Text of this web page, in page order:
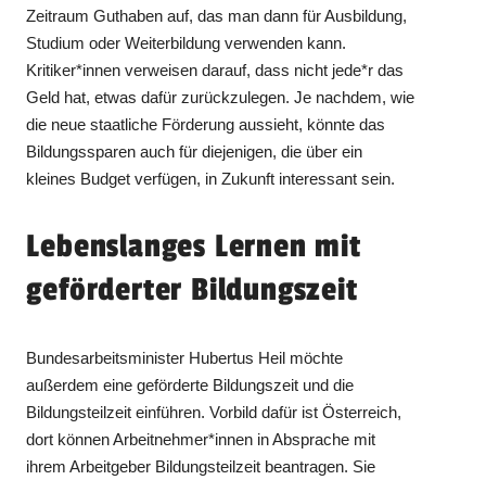
Zeitraum Guthaben auf, das man dann für Ausbildung,
Studium oder Weiterbildung verwenden kann.
Kritiker*innen verweisen darauf, dass nicht jede*r das
Geld hat, etwas dafür zurückzulegen. Je nachdem, wie
die neue staatliche Förderung aussieht, könnte das
Bildungssparen auch für diejenigen, die über ein
kleines Budget verfügen, in Zukunft interessant sein.
Lebenslanges Lernen mit
geförderter Bildungszeit
Bundesarbeitsminister Hubertus Heil möchte
außerdem eine geförderte Bildungszeit und die
Bildungsteilzeit einführen. Vorbild dafür ist Österreich,
dort können Arbeitnehmer*innen in Absprache mit
ihrem Arbeitgeber Bildungsteilzeit beantragen. Sie